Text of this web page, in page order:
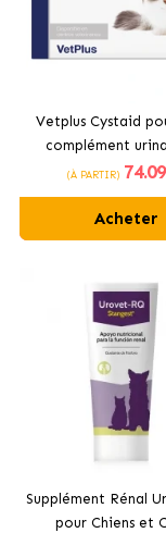
Vetplus Cystaid
complément
capsules
(À PARTIR) 74
Acheter
Supplément Rénal
pour Chiens et